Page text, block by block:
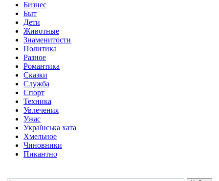
Бизнес
Быт
Дети
Животные
Знаменитости
Политика
Разное
Романтика
Сказки
Служба
Спорт
Техника
Увлечения
Ужас
Українська хата
Хмельное
Чиновники
Пикантно